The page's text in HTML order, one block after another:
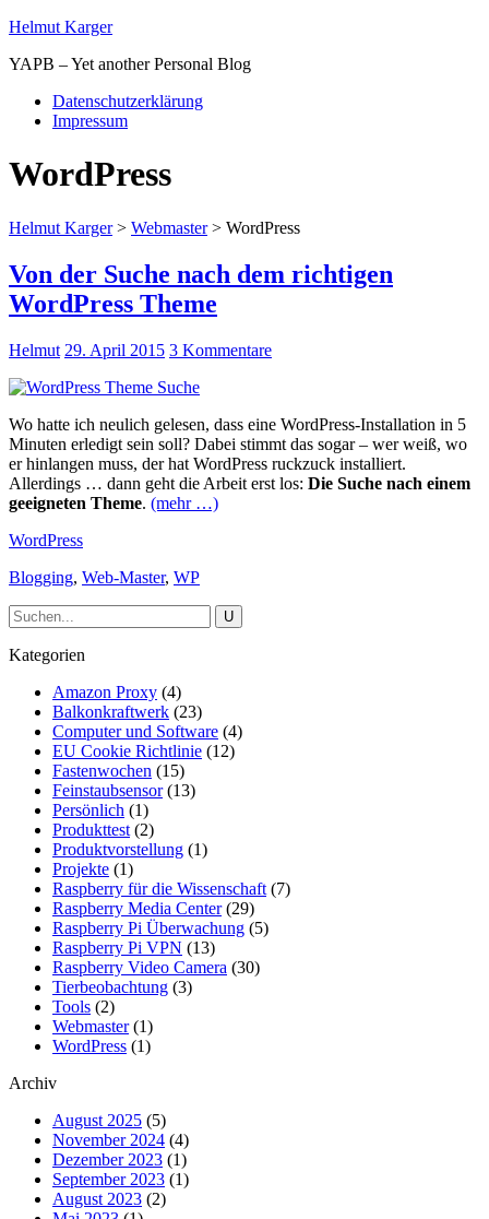
Helmut Karger
YAPB – Yet another Personal Blog
Datenschutzerklärung
Impressum
WordPress
Helmut Karger> Webmaster> WordPress
Von der Suche nach dem richtigen
WordPress Theme
Helmut 29. April 2015 3 Kommentare
Wo hatte ich neulich gelesen, dass eine WordPress-Installation in 5
Minuten erledigt sein soll? Dabei stimmt das sogar – wer weiß, wo
er hinlangen muss, der hat WordPress ruckzuck installiert.
Allerdings … dann geht die Arbeit erst los: Die Suche nach einem
geeigneten Theme. (mehr …)
WordPress
Blogging, Web-Master, WP
Kategorien
Amazon Proxy (4)
Balkonkraftwerk (23)
Computer und Software (4)
EU Cookie Richtlinie (12)
Fastenwochen (15)
Feinstaubsensor(13)
Persönlich (1)
Produkttest (2)
Produktvorstellung (1)
Projekte (1)
Raspberry für die Wissenschaft (7)
Raspberry Media Center(29)
Raspberry Pi Überwachung (5)
Raspberry Pi VPN (13)
Raspberry Video Camera (30)
Tierbeobachtung (3)
Tools (2)
Webmaster(1)
WordPress (1)
Archiv
August 2025 (5)
November 2024 (4)
Dezember 2023 (1)
September 2023 (1)
August 2023 (2)